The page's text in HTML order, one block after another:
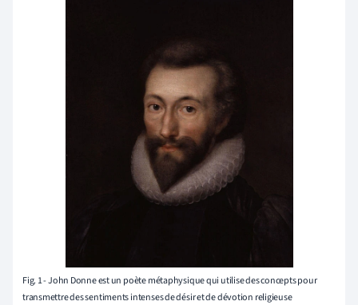
Fig. 1 - John Donne est un poète métaphysique qui utilise des concepts pour
transmettre des sentiments intenses de désir et de dévotion religieuse